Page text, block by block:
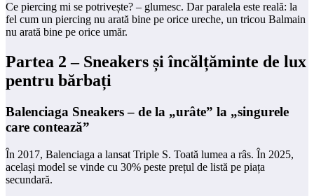
Ce piercing mi se potrivește? – glumesc. Dar paralela este reală: la
fel cum un piercing nu arată bine pe orice ureche, un tricou Balmain
nu arată bine pe orice umăr.
Partea 2 – Sneakers și încălțăminte de lux
pentru bărbați
Balenciaga Sneakers – de la „urâte” la „singurele
care contează”
În 2017, Balenciaga a lansat Triple S. Toată lumea a râs. În 2025,
același model se vinde cu 30% peste prețul de listă pe piața
secundară.